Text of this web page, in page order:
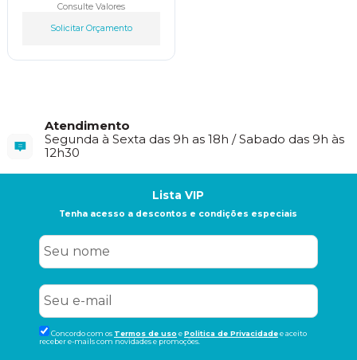
Consulte Valores
Solicitar Orçamento
Atendimento
Segunda à Sexta das 9h as 18h / Sabado das 9h às
12h30
Lista VIP
Tenha acesso a descontos e condições especiais
Concordo com os Termos de uso ePolitica de Privacidadee aceito
receber e-mails com novidades e promoções.